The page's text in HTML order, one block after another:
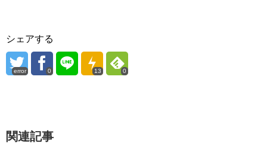
シェアする
error 0 13 0
関連記事